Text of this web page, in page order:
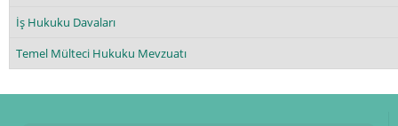
İş Hukuku Davaları
Temel Mülteci Hukuku Mevzuatı